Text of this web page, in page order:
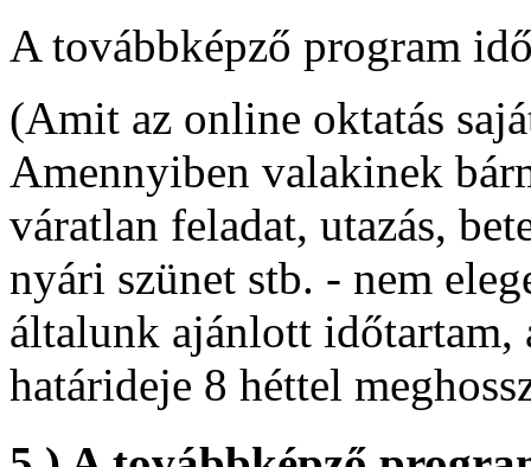
A továbbképző program
(Amit az online oktatás
Amennyiben valakinek
váratlan feladat, utazás,
nyári szünet stb. - nem
általunk ajánlott időtartam,
határideje 8 héttel